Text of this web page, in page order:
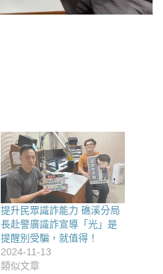
提升民眾識詐能力 礁溪分局
長赴警廣識詐宣導「光」是
提醒別受騙，就值得！
2024-11-13
類似文章